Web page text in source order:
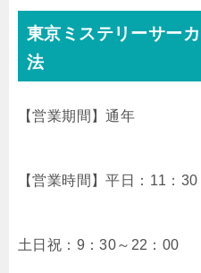
東京ミステリーサー
法
【営業期間】通年
【営業時間】平日：11：
土日祝：9：30～22：00